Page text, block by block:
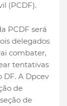
(PCDF).
PCDF será
delegados
combater,
tentativas
DF. A Dpcev
de
de